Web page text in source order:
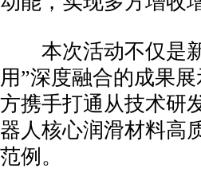
本次活动不仅是新
用”深度融合的成果
方携手打通从技术研
器人核心润滑材料高
范例。